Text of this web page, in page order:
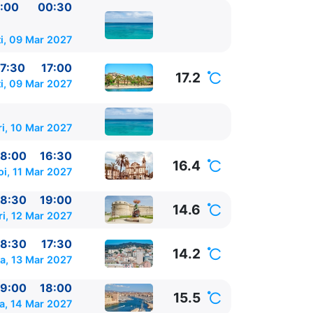
pe
00:30
09 Mar 2027
17:00
09 Mar 2027 17.2
10 Mar 2027
16:30
11 Mar 2027 16.4
19:00
12 Mar 2027 14.6
17:30
13 Mar 2027 14.2
18:00
14 Mar 2027 15.5